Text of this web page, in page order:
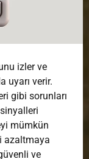
izler ve
uyarı verir.
gibi sorunları
mümkün
azaltmaya
ve